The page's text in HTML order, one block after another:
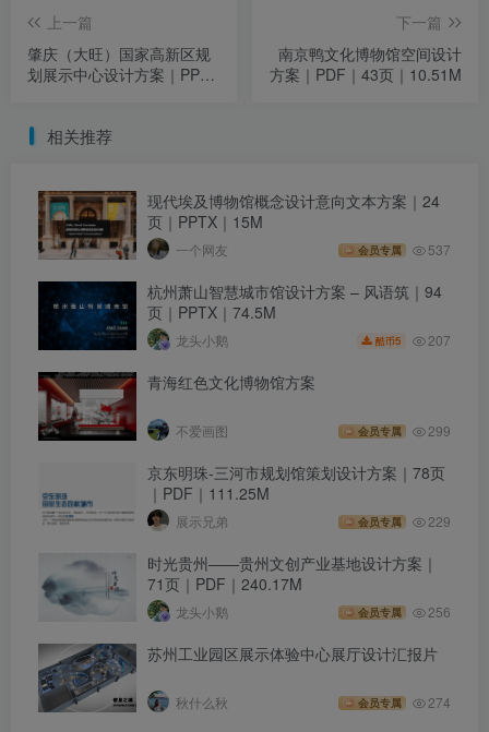
上一篇
肇庆（大旺）国家高新区规
划展示中心设计方案｜PPTX
下一篇
南京鸭文化博物馆空间设计
方案｜PDF｜43页｜10.51M
相关推荐
现代埃及博物馆概念设计意向文本方案｜24
页｜PPTX｜15M
一个网友 会员专属 537
杭州萧山智慧城市馆设计方案 – 风语筑｜94
页｜PPTX｜74.5M
龙头小鹅 酷币5 207
青海红色文化博物馆方案
不爱画图 会员专属 299
京东明珠-三河市规划馆策划设计方案｜78页
｜PDF｜111.25M
展示兄弟 会员专属 229
时光贵州——贵州文创产业基地设计方案｜
71页｜PDF｜240.17M
龙头小鹅 会员专属 256
苏州工业园区展示体验中心展厅设计汇报片
秋什么秋 会员专属 274